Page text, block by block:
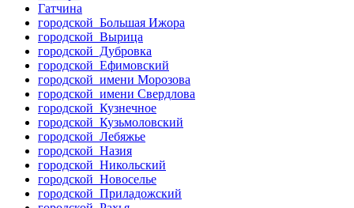
Гатчина
городской Большая Ижора
городской Вырица
городской Дубровка
городской Ефимовский
городской имени Морозова
городской имени Свердлова
городской Кузнечное
городской Кузьмоловский
городской Лебяжье
городской Назия
городской Никольский
городской Новоселье
городской Приладожский